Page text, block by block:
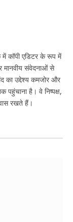
कॉपी एडिटर के रूप में
मानवीय संवेदनाओं से
का उद्देश्य कमजोर और
है। वे निष्पक्ष,
रखते हैं।